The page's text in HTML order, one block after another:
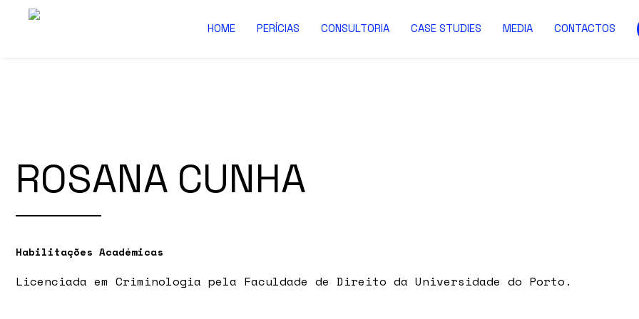
HOME PERÍCIAS CONSULTORIA CASE STUDIES MEDIA CONTACTOS
ROSANA CUNHA
Habilitações Académicas
Licenciada em Criminologia pela Faculdade de Direito da Universidade do Porto.